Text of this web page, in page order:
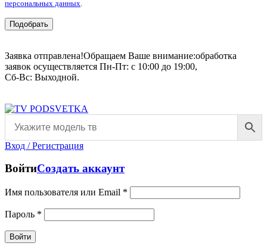
персональных данных
Подобрать
Заявка отправлена!Обращаем Ваше внимание:обработка
заявок осуществляется Пн-Пт: с 10:00 до 19:00,
Сб-Вс: Выходной.
Вход / Регистрация
ВойтиСоздать аккаунт
Имя пользователя или Email *
Пароль *
Войти